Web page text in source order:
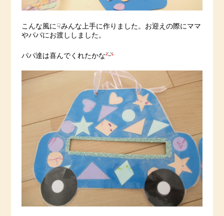
こんな風に ☟みんな上手に作りました。お迎えの際にママ
やパパにお渡ししました。
パパ達は喜んでくれたかな